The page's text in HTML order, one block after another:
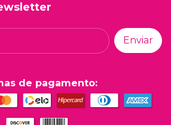
de pagamento: